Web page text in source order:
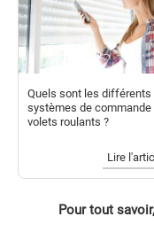
Quels sont les différents
systèmes de commande
volets roulants ?
Lire
Pour tout